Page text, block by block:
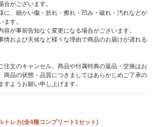
がございます。
に、細かい傷・折れ・擦れ・凹み・破れ・汚れなどが
ます。
が事前告知なく変更になる場合がございます。
および天候など様々な理由で商品のお届けが遅れる
注文のキャンセル、商品や付属特典の返品・交換はお
商品の状態・品質につきましてはあらかじめご了承の
すようお願い申し上げます。
トレカ(全4種コンプリート1セット)